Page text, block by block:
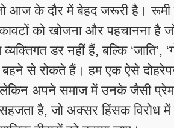
आज के दौर में बेहद जरूरी है। रूमी ने
को खोजना और पहचानना है
डर नहीं हैं, बल्कि ‘जाति’,
बहने से रोकते हैं। हम एक ऐसे
लेकिन अपने समाज में उनके जैसी
है, जो अक्सर हिंसक विरोध